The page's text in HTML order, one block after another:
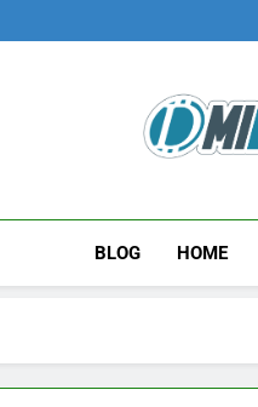
BLOG HOME